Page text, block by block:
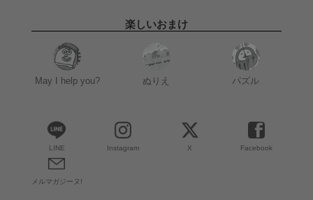
楽しいおまけ
May I help you? ぬりえ パズル
LINE Instagram X Facebook
メルマガジーヌ!